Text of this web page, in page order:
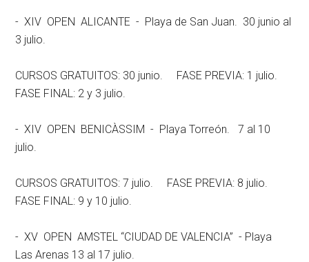
- XIV OPEN ALICANTE - Playa de San Juan. 30 junio al
3 julio.
CURSOS GRATUITOS: 30 junio. FASE PREVIA: 1 julio.
FASE FINAL: 2 y 3 julio.
- XIV OPEN BENICÀSSIM - Playa Torreón. 7 al 10
julio.
CURSOS GRATUITOS: 7 julio. FASE PREVIA: 8 julio.
FASE FINAL: 9 y 10 julio.
- XV OPEN AMSTEL “CIUDAD DE VALENCIA” - Playa
Las Arenas 13 al 17 julio.